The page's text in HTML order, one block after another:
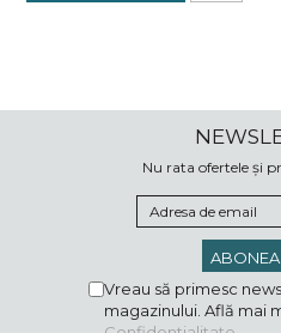
Nu rata ofertele și
Vreau să primesc
magazinului. Află mai